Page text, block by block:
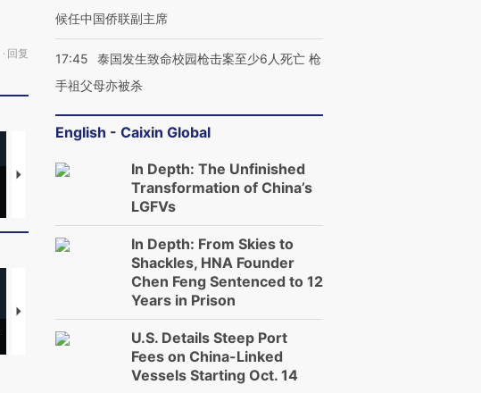
· 回复
马航飞行员跨国走私7万
粒摇头丸 尿检体内含3种
视线｜被称为“蟑螂”的印
度Z世代 用街头抗争将教
育部长拱下台
视线｜“入侵”还是“人道危
机”？难民潮撕裂西班牙
【推广】走进第四届链博
会，让数智科技“链”接产
【特别呈现】寻找100种
有意思的生活方式·第三对
候任中国侨联副主席
17:45
泰国发生致命校园枪击案至少6人死亡 枪
手祖父母亦被杀
English - Caixin Global
In Depth: The Unfinished
Transformation of China’s
LGFVs
In Depth: From Skies to
Shackles, HNA Founder
Chen Feng Sentenced to 12
Years in Prison
U.S. Details Steep Port
Fees on China-Linked
Vessels Starting Oct. 14